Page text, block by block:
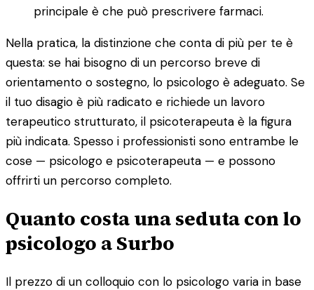
principale è che può prescrivere farmaci.
Nella pratica, la distinzione che conta di più per te è
questa: se hai bisogno di un percorso breve di
orientamento o sostegno, lo psicologo è adeguato. Se
il tuo disagio è più radicato e richiede un lavoro
terapeutico strutturato, il psicoterapeuta è la figura
più indicata. Spesso i professionisti sono entrambe le
cose — psicologo e psicoterapeuta — e possono
offrirti un percorso completo.
Quanto costa una seduta con lo
psicologo a Surbo
Il prezzo di un colloquio con lo psicologo varia in base